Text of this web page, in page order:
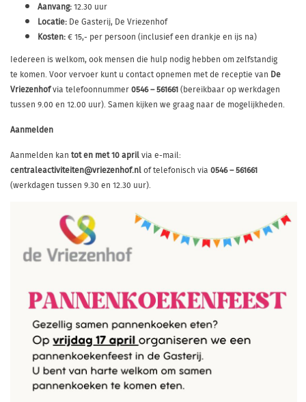
Aanvang:12.30 uur
Locatie: De Gasterij, De Vriezenhof
Kosten:€ 15,- per persoon (inclusief een drankje en ijs na)
Iedereen is welkom, ook mensen die hulp nodig hebben om zelfstandig
te komen. Voor vervoer kunt u contact opnemen met de receptie van De
Vriezenhofvia telefoonnummer0546 – 561661(bereikbaar op werkdagen
tussen 9.00 en 12.00 uur). Samen kijken we graag naar de mogelijkheden.
Aanmelden
Aanmelden kan tot en met 10 aprilvia e-mail:
centraleactiviteiten@vriezenhof.nlof telefonisch via 0546 – 561661
(werkdagen tussen 9.30 en 12.30 uur).